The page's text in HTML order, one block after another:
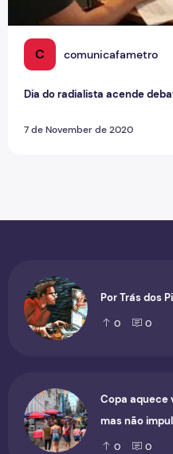
C comunicafametro
Dia do radialista acende
7 de November de 2020
Por Trás dos
0 0
Copa aquece
mas não
0 0